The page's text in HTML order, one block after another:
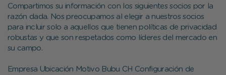
Compartimos su información con los siguientes socios por la
razón dada. Nos preocupamos al elegir a nuestros socios
para incluir solo a aquellos que tienen políticas de privacidad
robustas y que son respetados como líderes del mercado en
su campo.
Empresa Ubicación Motivo Bubu CH Configuración de